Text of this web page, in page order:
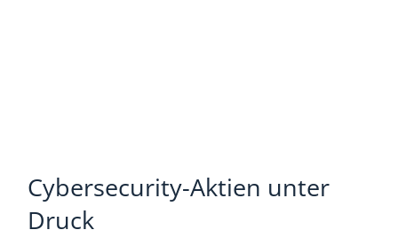
Cybersecurity-Aktien unter
Druck